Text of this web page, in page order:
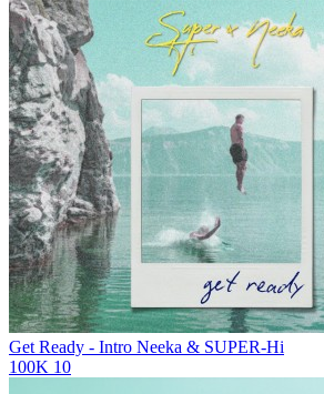
Get Ready - Intro Neeka & SUPER-Hi
100K 10